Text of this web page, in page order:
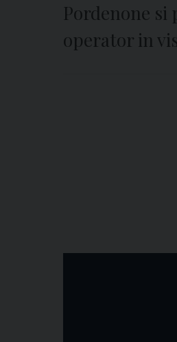
Pordenone si
operator in